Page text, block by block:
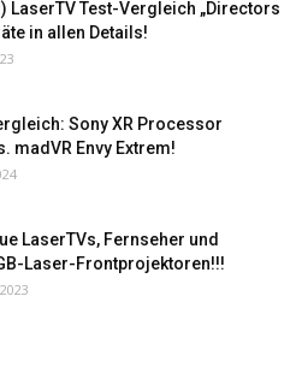
LaserTV Test-Vergleich „Directors
in allen Details!
Sony XR Processor
madVR Envy Extrem!
LaserTVs, Fernseher und
Laser-Frontprojektoren!!!